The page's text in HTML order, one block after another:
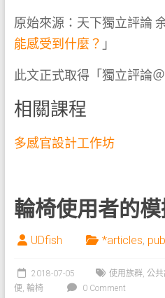
原始來源：天下獨立評論
能感受到什麼？ 」
此文正式取得「獨立評論
相關課程
多感官設計工作坊
輪椅使用者的
UDfish *articles,
2018-07-05 使用族群, 公
便, 輪椅 0 Comment